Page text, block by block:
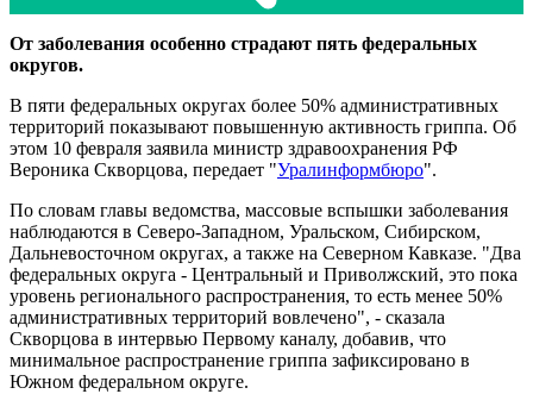
От заболевания особенно страдают пять федеральных
округов.
В пяти федеральных округах более 50% административных
территорий показывают повышенную активность гриппа. Об
этом 10 февраля заявила министр здравоохранения РФ
Вероника Скворцова, передает "Уралинформбюро".
По словам главы ведомства, массовые вспышки заболевания
наблюдаются в Северо-Западном, Уральском, Сибирском,
Дальневосточном округах, а также на Северном Кавказе. "Два
федеральных округа - Центральный и Приволжский, это пока
уровень регионального распространения, то есть менее 50%
административных территорий вовлечено", - сказала
Скворцова в интервью Первому каналу, добавив, что
минимальное распространение гриппа зафиксировано в
Южном федеральном округе.